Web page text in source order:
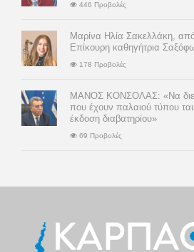
446 Προβολές
Μαρίνα Ηλία Σακελλάκη,
Επίκουρη καθηγήτρια
178 Προβολές
ΜΑΝΟΣ ΚΟΝΣΟΛΑΣ: «Να
που έχουν παλαιού τύπου
έκδοση διαβατηρίου»
69 Προβολές